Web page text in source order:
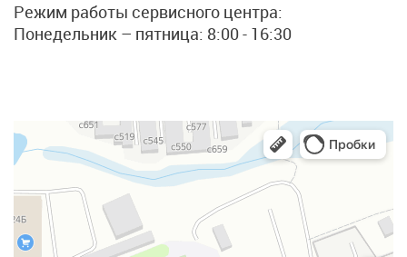
Режим работы сервисного центра:
Понедельник – пятница: 8:00 - 16:30